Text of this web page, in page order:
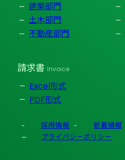
建築部門
土木部門
不動産部門
請求書 Invoice
Excel形式
PDF形式
採用情報
新着情報
プライバシーポリシー